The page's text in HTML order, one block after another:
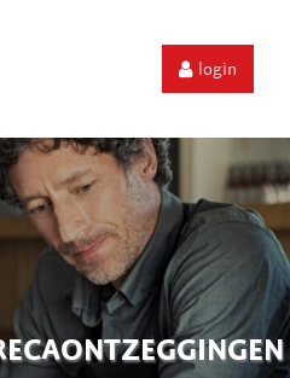
login